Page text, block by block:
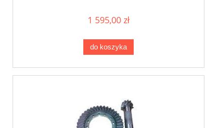
1 595,00 zł
do koszyka